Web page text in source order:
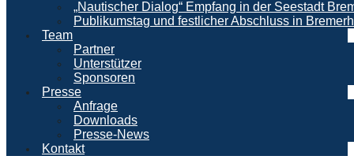
„Nautischer Dialog“ Empfang in der Seestadt
Publikumstag und festlicher Abschluss in
Team
Partner
Unterstützer
Sponsoren
Presse
Anfrage
Downloads
Presse-News
Kontakt